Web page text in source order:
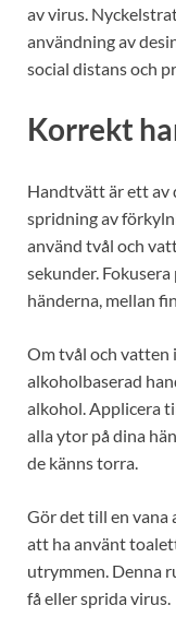
av virus.
användning av
social distans och
Korrekt
Handtvätt är ett av
spridning av
använd tvål och
sekunder.
händerna, mellan
Om tvål och vatten
alkoholbaserad
alkohol. Applicera
alla ytor på dina
de känns torra.
Gör det till en
att ha använt
utrymmen. Denna
få eller sprida virus.